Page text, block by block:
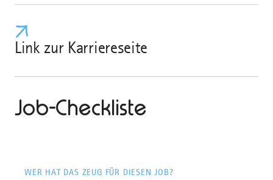
Link zur Karriereseite
Job-Checkliste
WER HAT DAS ZEUG FÜR DIESEN JOB?